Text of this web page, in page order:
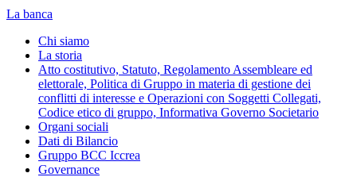
La banca
Chi siamo
La storia
Atto costitutivo, Statuto, Regolamento Assembleare ed
elettorale, Politica di Gruppo in materia di gestione dei
conflitti di interesse e Operazioni con Soggetti Collegati,
Codice etico di gruppo, Informativa Governo Societario
Organi sociali
Dati di Bilancio
Gruppo BCC Iccrea
Governance